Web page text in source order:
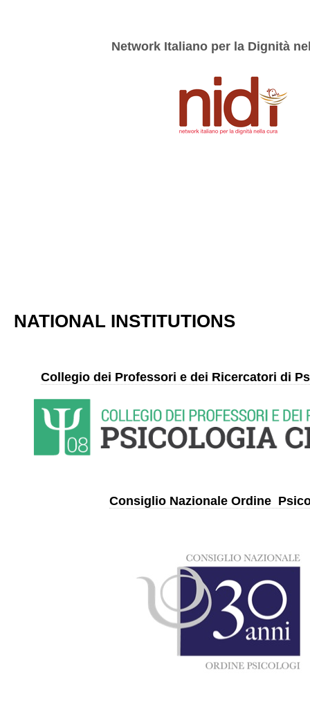
Network Italiano per la Dignità
NATIONAL INSTITUTIONS
Collegio dei Professori e dei Ricercatori di
Consiglio Nazionale Ordine